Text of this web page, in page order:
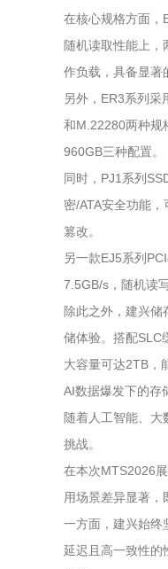
在核心规格方面，
随机读取性能上
作负载，具备显著
另外，ER3系列
和M.22280两种规
960GB三种配置。
同时，PJ1系列
密/ATA安全功能
篡改。
另一款EJ5系列
7.5GB/s，随机读
除此之外，建兴
储体验。搭配SLC
大容量可达2TB，
AI数据爆发下的存
随着人工智能、
挑战。
在本次MTS2026
用场景差异显著，
一方面，建兴始终
延迟且高一致性的